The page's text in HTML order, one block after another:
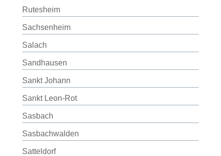
Rutesheim
Sachsenheim
Salach
Sandhausen
Sankt Johann
Sankt Leon-Rot
Sasbach
Sasbachwalden
Satteldorf